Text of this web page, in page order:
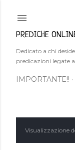
PREDICHE
Dedicato a chi
predicazioni legate
IMPORTANTE!!
PVisualizzazione